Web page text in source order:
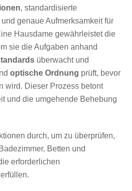
, standardisierte
und genaue Aufmerksamkeit für
Hausdame gewährleistet die
sie die Aufgaben anhand
überwacht und
optische Ordnung prüft, bevor
wird. Dieser Prozess betont
und die umgehende Behebung
durch, um zu überprüfen,
Betten und
erforderlichen